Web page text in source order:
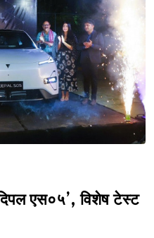
एस०५’, विशेष टेस्ट